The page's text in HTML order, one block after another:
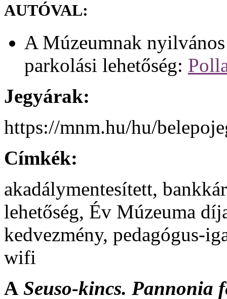
AUTÓVAL:
A Múzeumnak
parkolási lehetőség:
Jegyárak:
https://mnm.hu/hu/
Címkék:
akadálymentesített,
lehetőség, Év Múzeuma
kedvezmény, pedagógus-
wifi
A Seuso-kincs. Pannonia